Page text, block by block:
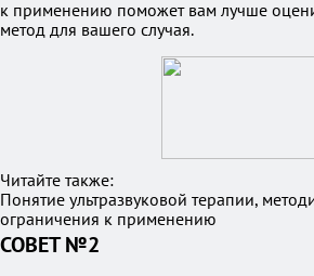
к применению поможет вам лучше
метод для вашего случая.
Читайте также:
Понятие ультразвуковой терапии,
ограничения к применению
СОВЕТ №2